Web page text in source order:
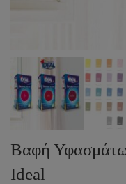
Βαφή
Ideal